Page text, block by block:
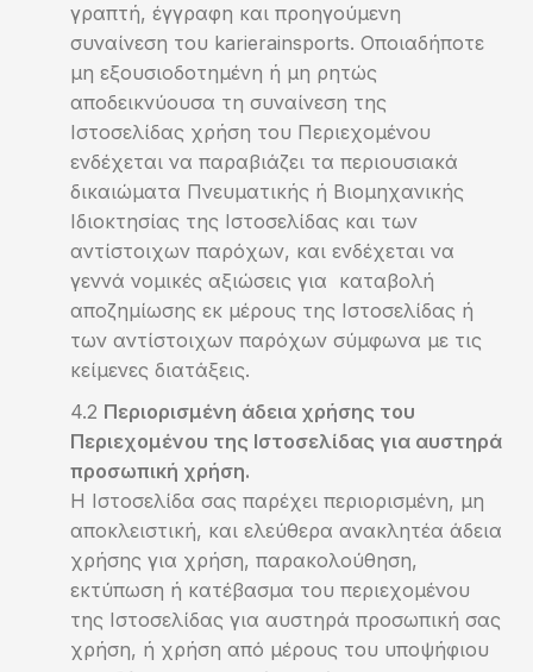
γραπτή, έγγραφη και προηγούμενη
συναίνεση του karierainsports. Οποιαδήποτε
μη εξουσιοδοτημένη ή μη ρητώς
αποδεικνύουσα τη συναίνεση της
Ιστοσελίδας χρήση του Περιεχομένου
ενδέχεται να παραβιάζει τα περιουσιακά
δικαιώματα Πνευματικής ή Βιομηχανικής
Ιδιοκτησίας της Ιστοσελίδας και των
αντίστοιχων παρόχων, και ενδέχεται να
γεννά νομικές αξιώσεις για καταβολή
αποζημίωσης εκ μέρους της Ιστοσελίδας ή
των αντίστοιχων παρόχων σύμφωνα με τις
κείμενες διατάξεις.
Περιορισμένη άδεια χρήσης του
Περιεχομένου της Ιστοσελίδας για αυστηρά
προσωπική χρήση.
Η Ιστοσελίδα σας παρέχει περιορισμένη, μη
αποκλειστική, και ελεύθερα ανακλητέα άδεια
χρήσης για χρήση, παρακολούθηση,
εκτύπωση ή κατέβασμα του περιεχομένου
της Ιστοσελίδας για αυστηρά προσωπική σας
χρήση, ή χρήση από μέρους του υποψήφιου